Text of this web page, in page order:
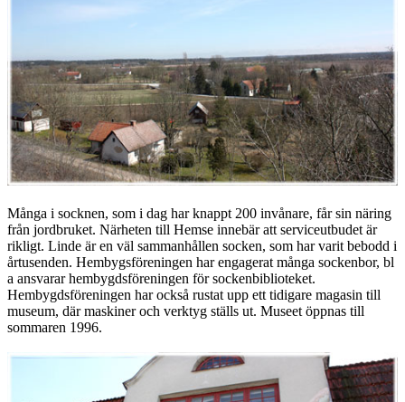
Många i socknen, som i dag har knappt 200 invånare, får sin näring
från jordbruket. Närheten till Hemse innebär att serviceutbudet är
rikligt. Linde är en väl sammanhållen socken, som har varit bebodd i
årtusenden. Hembygsföreningen har engagerat många sockenbor, bl
a ansvarar hembygdsföreningen för sockenbiblioteket.
Hembygdsföreningen har också rustat upp ett tidigare magasin till
museum, där maskiner och verktyg ställs ut. Museet öppnas till
sommaren 1996.